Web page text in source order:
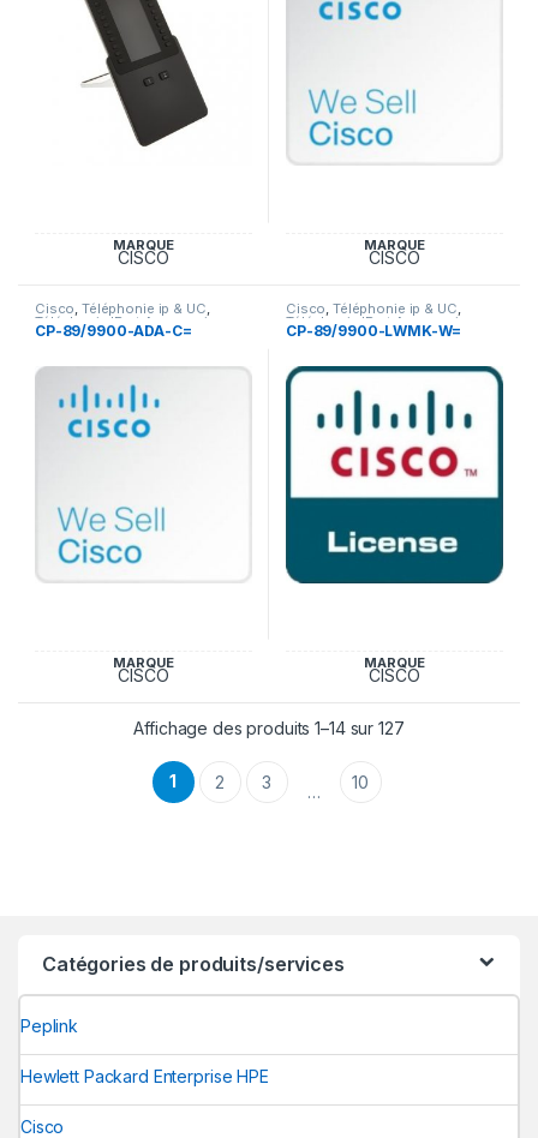
MARQUE
CISCO
MARQUE
CISCO
Cisco,Téléphonie ip & UC,
Téléphonie IP et Accessoires
Cisco
CP-89/9900-ADA-C=
MARQUE
CISCO
Cisco,Téléphonie ip & UC,
Téléphonie IP et Accessoires
Cisco
CP-89/9900-LWMK-W=
MARQUE
CISCO
Affichage des produits 1–14 sur 127Trié du plus
1 2 3 … 10
Catégories de produits/services
Peplink
Hewlett Packard Enterprise HPE
Cisco